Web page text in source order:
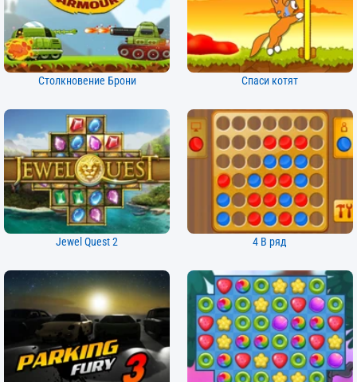
Столкновение Брони Спаси котят
Jewel Quest 2 4 В ряд